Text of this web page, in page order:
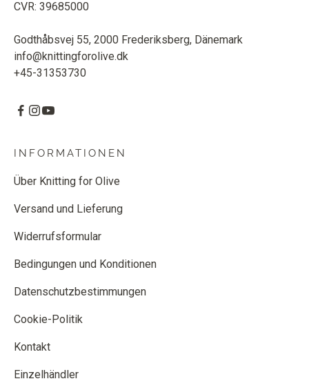
CVR: 39685000
Godthåbsvej 55, 2000 Frederiksberg, Dänemark
info@knittingforolive.dk
+45-31353730
INFORMATIONEN
Über Knitting for Olive
Versand und Lieferung
Widerrufsformular
Bedingungen und Konditionen
Datenschutzbestimmungen
Cookie-Politik
Kontakt
Einzelhändler